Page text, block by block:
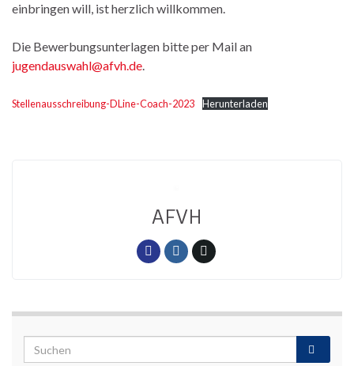
einbringen will, ist herzlich willkommen.
Die Bewerbungsunterlagen bitte per Mail an
jugendauswahl@afvh.de.
Stellenausschreibung-DLine-Coach-2023 Herunterladen
AFVH